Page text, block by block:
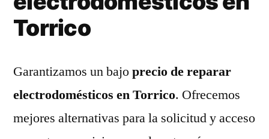
Torrico
Garantizamos un bajoprecio de reparar
electrodomésticos en Torrico. Ofrecemos
mejores alternativas para la solicitud y acceso